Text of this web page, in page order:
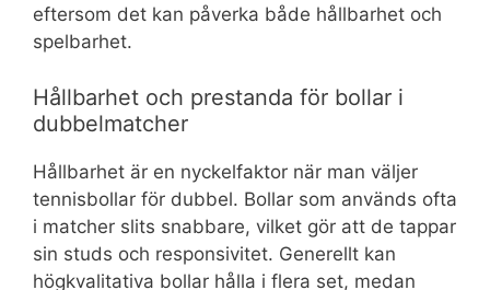
eftersom det kan påverka både hållbarhet och
spelbarhet.
Hållbarhet och prestanda för bollar i
dubbelmatcher
Hållbarhet är en nyckelfaktor när man väljer
tennisbollar för dubbel. Bollar som används ofta
i matcher slits snabbare, vilket gör att de tappar
sin studs och responsivitet. Generellt kan
högkvalitativa bollar hålla i flera set, medan